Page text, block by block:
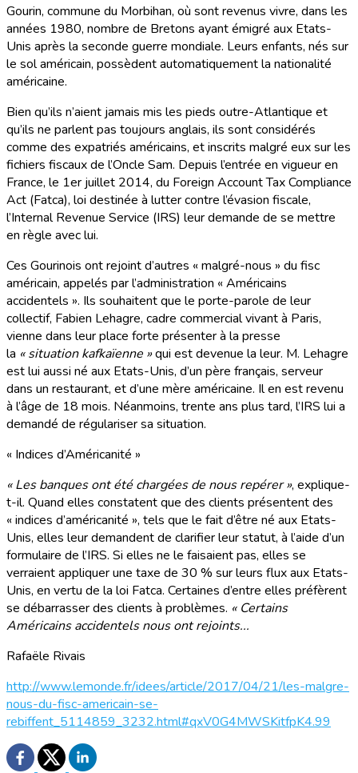
Gourin, commune du Morbihan, où sont revenus vivre, dans les
années 1980, nombre de Bretons ayant émigré aux Etats-
Unis après la seconde guerre mondiale. Leurs enfants, nés sur
le sol américain, possèdent automatiquement la nationalité
américaine.
Bien qu’ils n’aient jamais mis les pieds outre-Atlantique et
qu’ils ne parlent pas toujours anglais, ils sont considérés
comme des expatriés américains, et inscrits malgré eux sur les
fichiers fiscaux de l’Oncle Sam. Depuis l’entrée en vigueur en
France, le 1er juillet 2014, du Foreign Account Tax Compliance
Act (Fatca), loi destinée à lutter contre l’évasion fiscale,
l’Internal Revenue Service (IRS) leur demande de se mettre
en règle avec lui.
Ces Gourinois ont rejoint d’autres « malgré-nous » du fisc
américain, appelés par l’administration « Américains
accidentels ». Ils souhaitent que le porte-parole de leur
collectif, Fabien Lehagre, cadre commercial vivant à Paris,
vienne dans leur place forte présenter à la presse
la « situation kafkaïenne »qui est devenue la leur. M. Lehagre
est lui aussi né aux Etats-Unis, d’un père français, serveur
dans un restaurant, et d’une mère américaine. Il en est revenu
à l’âge de 18 mois. Néanmoins, trente ans plus tard, l’IRS lui a
demandé de régulariser sa situation.
« Indices d’Américanité »
« Les banques ont été chargées de nous repérer », explique-
t-il. Quand elles constatent que des clients présentent des
« indices d’américanité », tels que le fait d’être né aux Etats-
Unis, elles leur demandent de clarifier leur statut, à l’aide d’un
formulaire de l’IRS. Si elles ne le faisaient pas, elles se
verraient appliquer une taxe de 30 % sur leurs flux aux Etats-
Unis, en vertu de la loi Fatca. Certaines d’entre elles préfèrent
se débarrasser des clients à problèmes. « Certains
Américains accidentels nous ont rejoints...
Rafaële Rivais
http://www.lemonde.fr/idees/article/2017/04/21/les-malgre-
nous-du-fisc-americain-se-
rebiffent_5114859_3232.html#qxV0G4MWSKitfpK4.99